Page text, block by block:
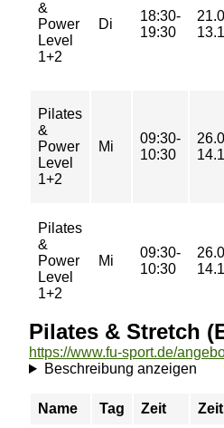
&
Power
Level
1+2
Di
18:30-
19:30
Pilates
&
Power
Level
1+2
Mi
09:30-
10:30
Pilates
&
Power
Level
1+2
Mi
09:30-
10:30
Pilates & Stretch
Beschreibung anzeigen
Name Tag Zeit